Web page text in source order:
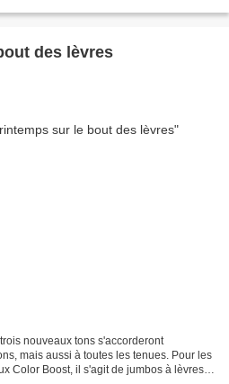
des lèvres
nouveaux tons s'accorderont
mais aussi à toutes les tenues. Pour les
Color Boost, il s'agit de jumbos à lèvres.